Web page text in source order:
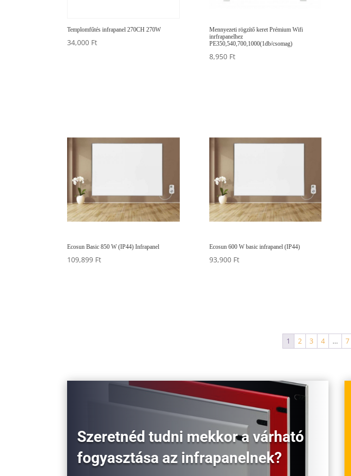
Templomfűtés infrapanel 270CH 270W
34,000 Ft
Mennyezeti rögzítő keret Prémium Wifi
inrfrapanelhez
PE350,540,700,1000(1db/csomag)
8,950 Ft
Ecosun Basic 850 W (IP44) Infrapanel
109,899 Ft
Ecosun 600 W basic infrapanel (IP44)
93,900 Ft
1 2 3 4 … 7
Szeretnéd tudni mekkor a várható
fogyasztása az infrapanelnek?